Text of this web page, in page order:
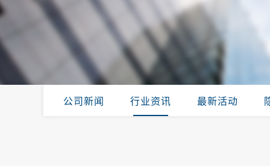
公司新闻 行业资讯 最新活动